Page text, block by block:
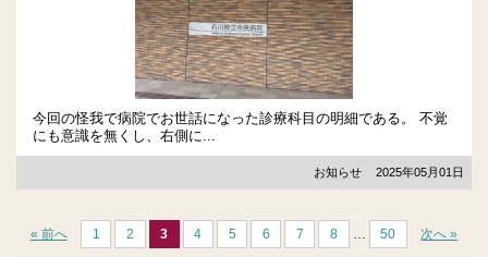
今回の怪我で病院でお世話になった診療科目の明細である。 不覚
にも意識を無くし、右側に...
お知らせ 2025年05月01日
« 前へ 1 2 3 4 5 6 7 8 … 50 次へ »